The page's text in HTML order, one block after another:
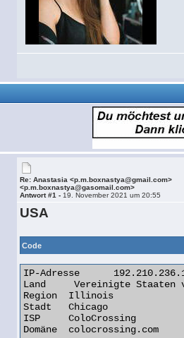
Re: Anastasia <p.m.boxnastya@gmail.com>
<p.m.boxnastya@gasomail.com>
Antwort #1 - 19. November 2021 um 20:55
USA
Code
IP-Adresse	192.210.236.179
Land	 Vereinigte Staaten von Amerika [US]
Region	Illinois
Stadt	Chicago
ISP	ColoCrossing
Domäne	colocrossing.com